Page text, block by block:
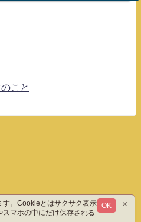
こと
。Cookieとはサクサク表示
マホの中にだけ保存される
OK ×